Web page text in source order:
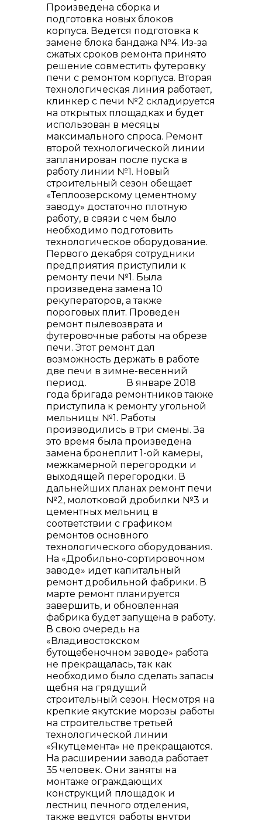
+7 (423) 234 50 50
info@vostokcement.ru
Произведена сборка и
подготовка новых блоков
корпуса. Ведется подготовка к
замене блока бандажа №4. Из-за
сжатых сроков ремонта принято
решение совместить футеровку
печи с ремонтом корпуса. Вторая
технологическая линия работает,
клинкер с печи №2 складируется
на открытых площадках и будет
использован в месяцы
максимального спроса. Ремонт
второй технологической линии
запланирован после пуска в
работу линии №1. Новый
строительный сезон обещает
«Теплоозерскому цементному
заводу» достаточно плотную
работу, в связи с чем было
необходимо подготовить
технологическое оборудование.
Первого декабря сотрудники
предприятия приступили к
ремонту печи №1. Была
произведена замена 10
рекуператоров, а также
пороговых плит. Проведен
ремонт пылевозврата и
футеровочные работы на обрезе
печи. Этот ремонт дал
возможность держать в работе
две печи в зимне-весенний
период. В январе 2018
года бригада ремонтников также
приступила к ремонту угольной
мельницы №1. Работы
производились в три смены. За
это время была произведена
замена бронеплит 1-ой камеры,
межкамерной перегородки и
выходящей перегородки. В
дальнейших планах ремонт печи
№2, молотковой дробилки №3 и
цементных мельниц в
соответствии с графиком
ремонтов основного
технологического оборудования.
На «Дробильно-сортировочном
заводе» идет капитальный
ремонт дробильной фабрики. В
марте ремонт планируется
завершить, и обновленная
фабрика будет запущена в работу.
В свою очередь на
«Владивостокском
бутощебеночном заводе» работа
не прекращалась, так как
необходимо было сделать запасы
щебня на грядущий
строительный сезон. Несмотря на
крепкие якутские морозы работы
на строительстве третьей
технологической линии
«Якутцемента» не прекращаются.
На расширении завода работает
35 человек. Они заняты на
монтаже ограждающих
конструкций площадок и
лестниц печного отделения,
также ведутся работы внутри